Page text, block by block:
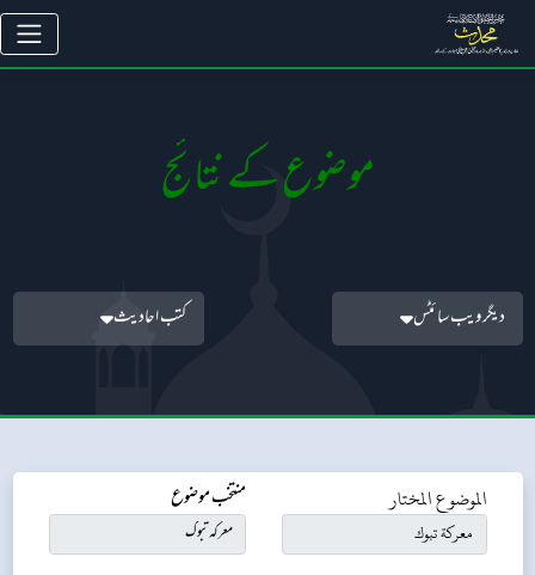
موضوع کے نتائج
دیگر ویب سائٹس کتب احادیث
الموضوع المختار منتخب موضوع